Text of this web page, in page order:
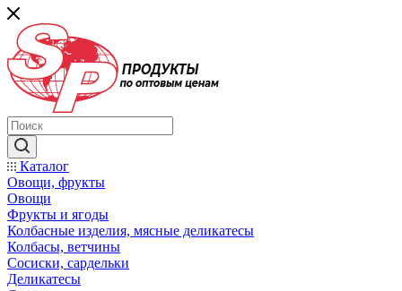
Каталог
Овощи, фрукты
Овощи
Фрукты и ягоды
Колбасные изделия, мясные деликатесы
Колбасы, ветчины
Сосиски, сардельки
Деликатесы